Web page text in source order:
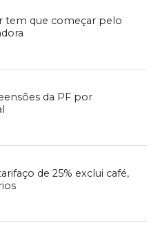
tem que começar pelo
da PF por
de 25% exclui café,